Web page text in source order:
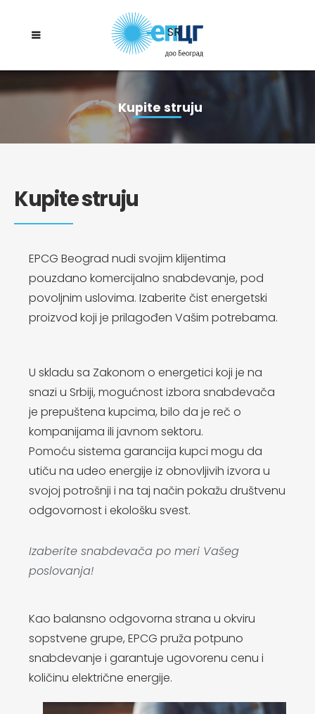
SR
Kupite struju
Kupite struju
EPCG Beograd nudi svojim klijentima
pouzdano komercijalno snabdevanje, pod
povoljnim uslovima. Izaberite čist energetski
proizvod koji je prilagođen Vašim potrebama.
U skladu sa Zakonom o energetici koji je na
snazi u Srbiji, mogućnost izbora snabdevača
je prepuštena kupcima, bilo da je reč o
kompanijama ili javnom sektoru.
Pomoću sistema garancija kupci mogu da
utiču na udeo energije iz obnovljivih izvora u
svojoj potrošnji i na taj način pokažu društvenu
odgovornost i ekološku svest.
Izaberite snabdevača po meri Vašeg
poslovanja!
Kao balansno odgovorna strana u okviru
sopstvene grupe, EPCG pruža potpuno
snabdevanje i garantuje ugovorenu cenu i
količinu električne energije.